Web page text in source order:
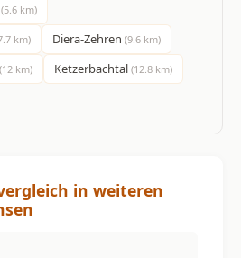
(5.6 km)
km) Diera-Zehren (9.6 km)
(12 km) Ketzerbachtal (12.8 km)
in weiteren